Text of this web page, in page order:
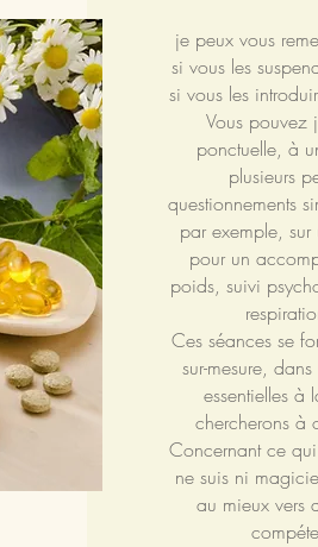
je peux vous
si vous les
si vous les
Vous pouvez
ponctuelle, à
plusieurs
questionnements
par exemple,
pour un
poids, suivi
Ces séances se
sur-mesure,
essentielles à
chercherons à
Concernant ce
ne suis ni
au mieux vers